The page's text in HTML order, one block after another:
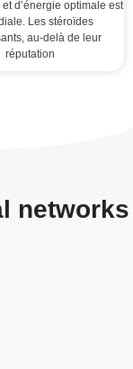
d’énergie optimale est
Les stéroïdes
au-delà de leur
réputation
networks